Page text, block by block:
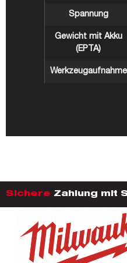
Spannung
Gewicht mit Akku
(EPTA)
Werkzeugaufnahme
Sichere Zahlung mit